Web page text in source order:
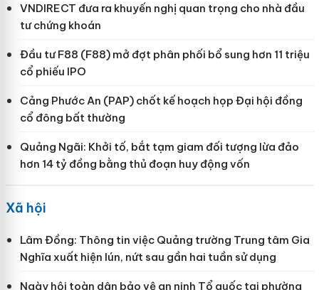
VNDIRECT đưa ra khuyến nghị quan trọng cho nhà đầu
tư chứng khoán
Đầu tư F88 (F88) mở đợt phân phối bổ sung hơn 11 triệu
cổ phiếu IPO
Cảng Phước An (PAP) chốt kế hoạch họp Đại hội đồng
cổ đông bất thường
Quảng Ngãi: Khởi tố, bắt tạm giam đối tượng lừa đảo
hơn 14 tỷ đồng bằng thủ đoạn huy động vốn
Xã hội
Lâm Đồng: Thông tin việc Quảng trường Trung tâm Gia
Nghĩa xuất hiện lún, nứt sau gần hai tuần sử dụng
Ngày hội toàn dân bảo vệ an ninh Tổ quốc tại phường